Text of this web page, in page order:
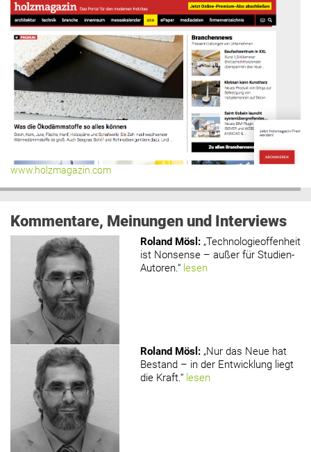
www.holzmagazin.com
Kommentare, Meinungen und Interviews
Roland Mösl : „Technologieoffenheit
ist Nonsense – außer für Studien-
Autoren.“ lesen
Roland Mösl : „Nur das Neue hat
Bestand – in der Entwicklung liegt
die Kraft.“ lesen